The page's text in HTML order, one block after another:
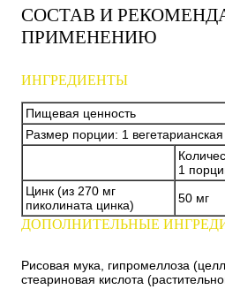
СОСТАВ И
ПРИМЕНЕНИЮ
ИНГРЕДИЕНТЫ
Пищевая ценность
Размер порции: 1 вегетарианская
1
Цинк (из 270 мг
пиколината цинка)
50 мг
ДОПОЛНИТЕЛЬНЫЕ
Рисовая мука, гипромеллоза
стеариновая кислота